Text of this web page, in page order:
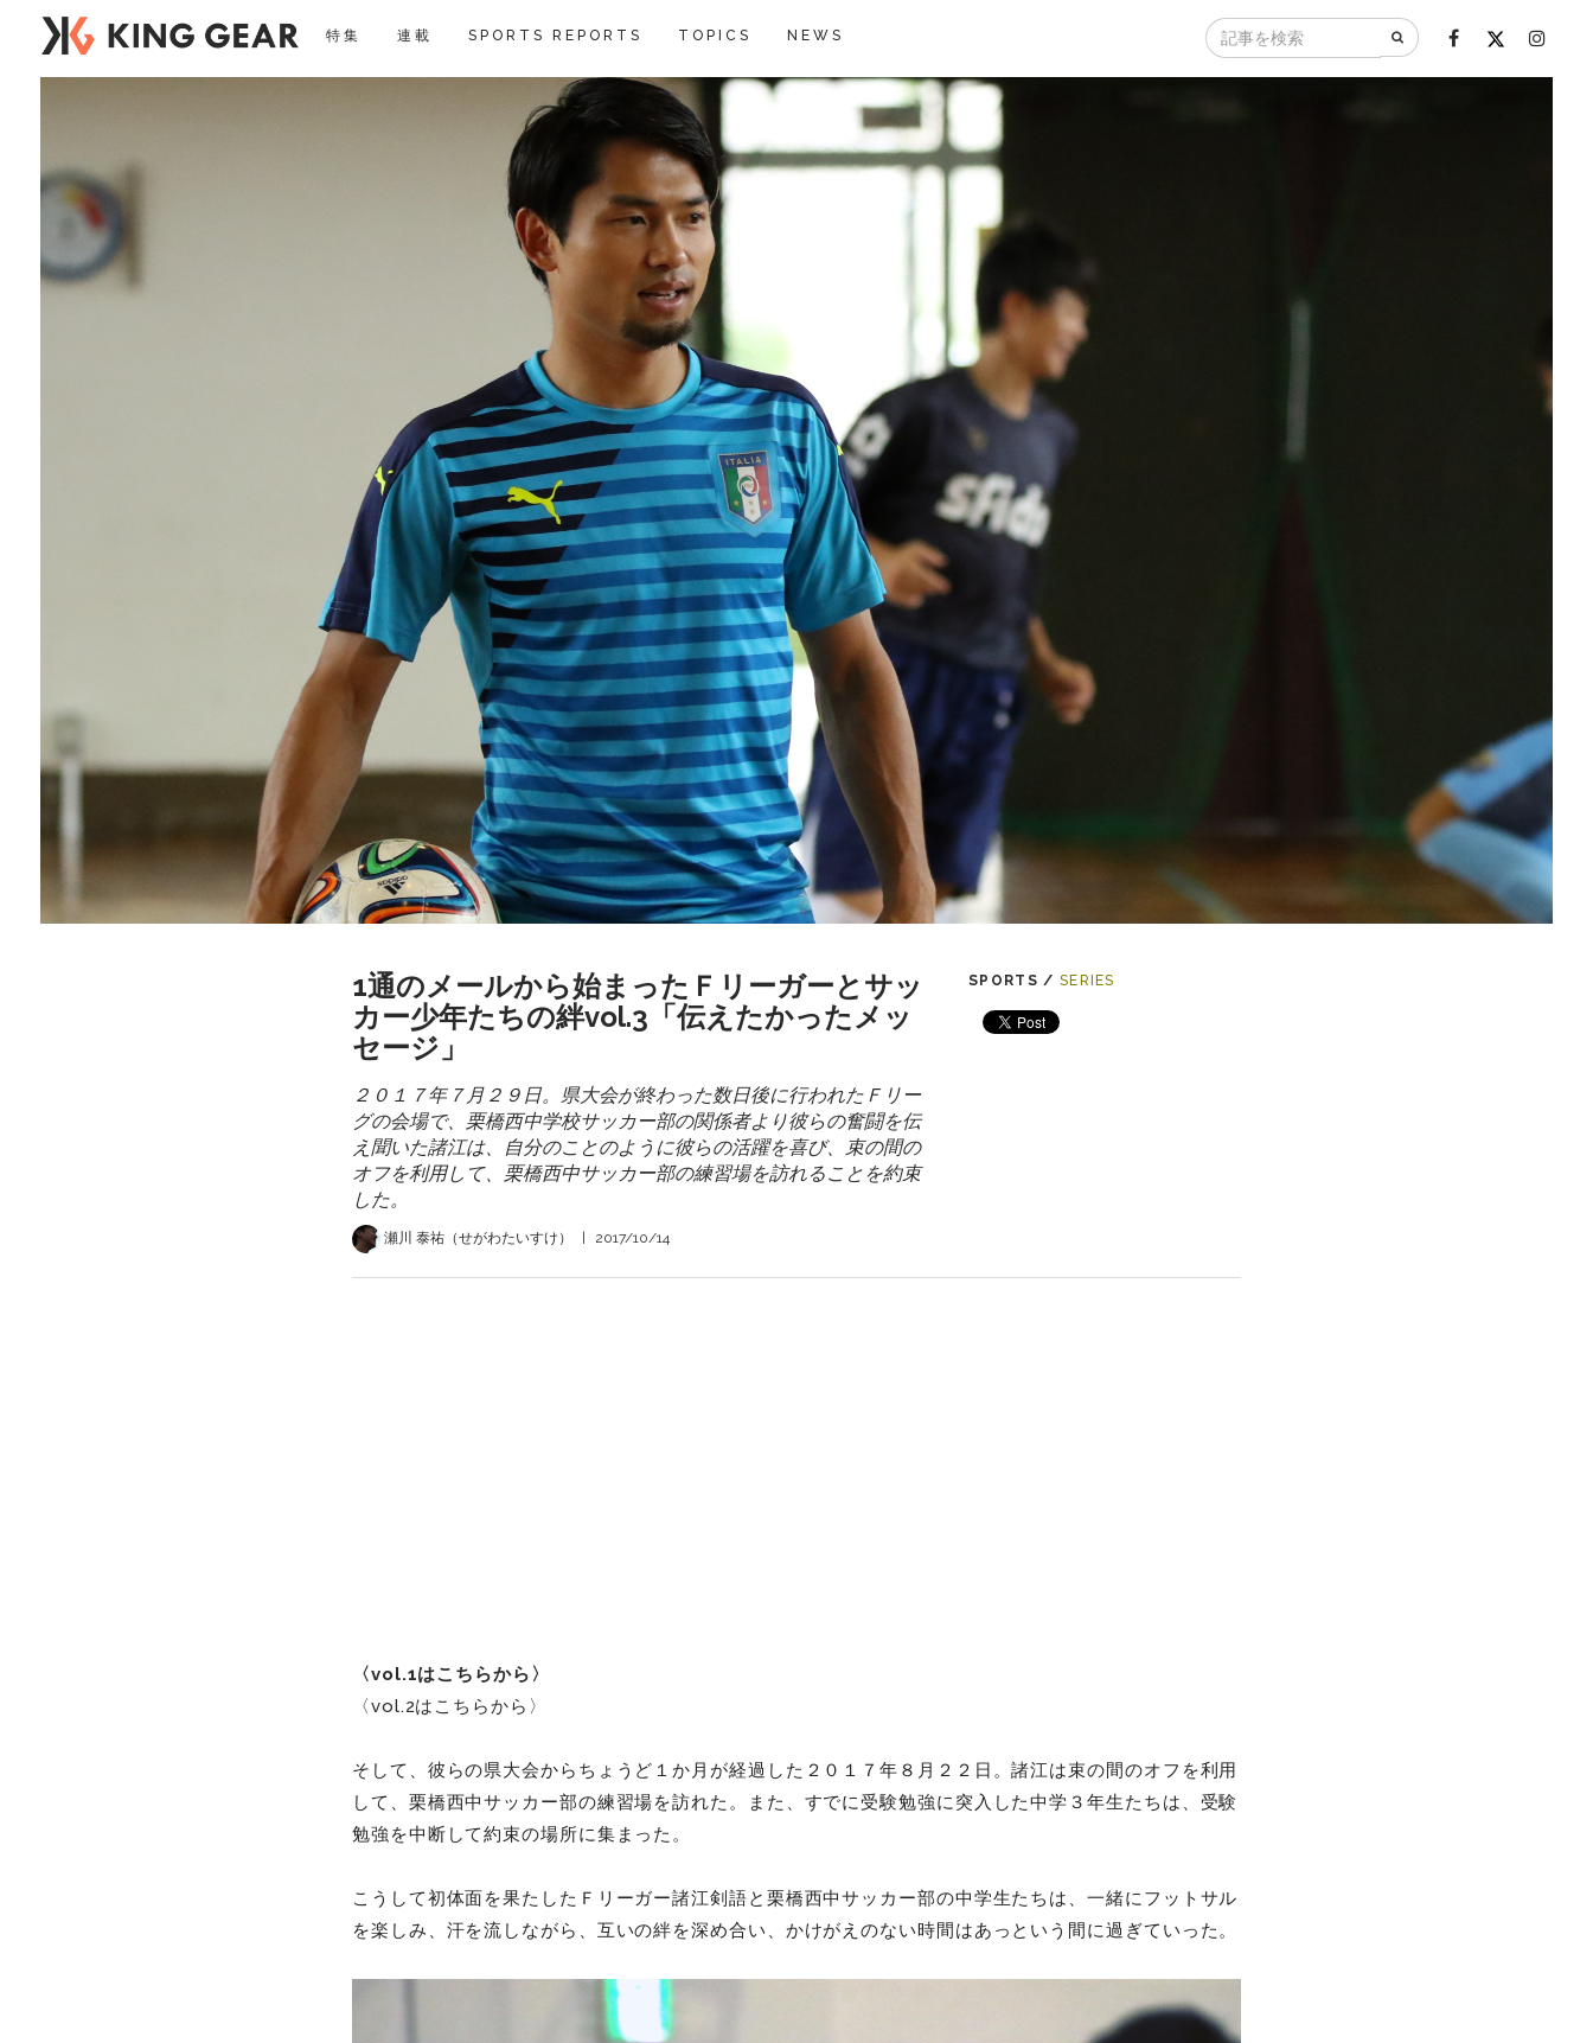
特集 連載 SPORTS REPORTS TOPICS NEWS
1通のメールから始まったＦリーガーとサッ
カー少年たちの絆vol.3「伝えたかったメッ
セージ」
２０１７年７月２９日。県大会が終わった数日後に行われたＦリー
グの会場で、栗橋西中学校サッカー部の関係者より彼らの奮闘を伝
え聞いた諸江は、自分のことのように彼らの活躍を喜び、束の間の
オフを利用して、栗橋西中サッカー部の練習場を訪れることを約束
した。
瀬川 泰祐（せがわたいすけ） | 2017/10/14
SPORTS / SERIES
〈vol.1はこちらから〉
〈vol.2はこちらから〉
そして、彼らの県大会からちょうど１か月が経過した２０１７年８月２２日。諸江は束の間のオフを利用
して、栗橋西中サッカー部の練習場を訪れた。また、すでに受験勉強に突入した中学３年生たちは、受験
勉強を中断して約束の場所に集まった。
こうして初体面を果たしたＦリーガー諸江剣語と栗橋西中サッカー部の中学生たちは、一緒にフットサル
を楽しみ、汗を流しながら、互いの絆を深め合い、かけがえのない時間はあっという間に過ぎていった。